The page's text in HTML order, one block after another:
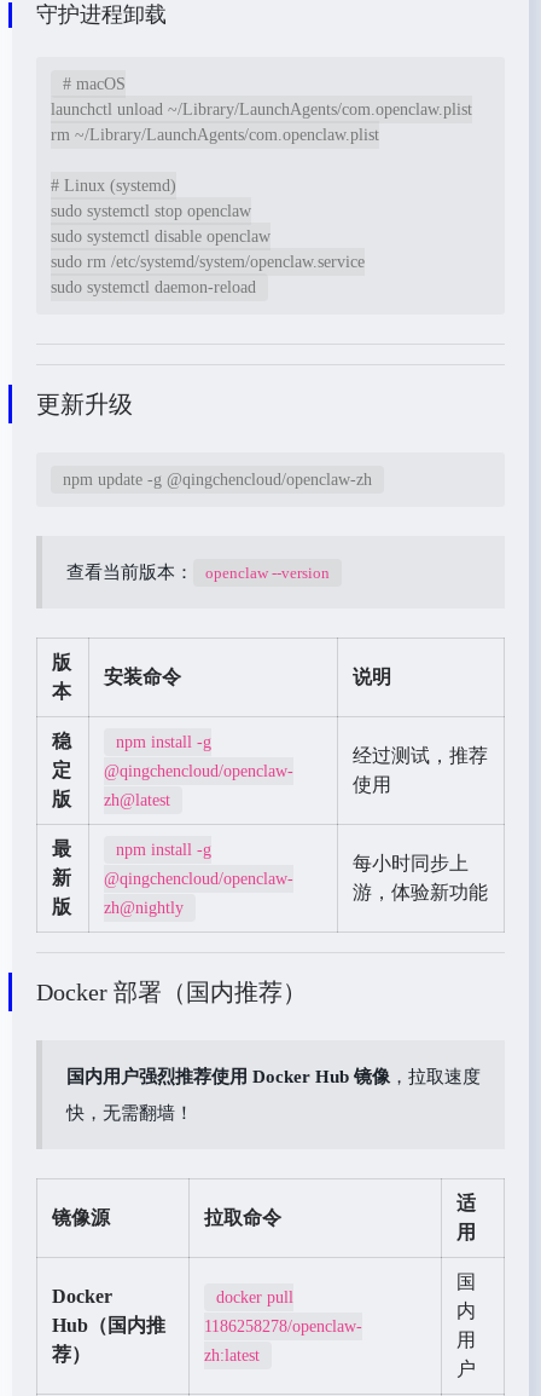
守护进程卸载
# macOS
launchctl unload ~/Library/LaunchAgents/com.openclaw.plist
rm ~/Library/LaunchAgents/com.openclaw.plist
# Linux (systemd)
sudo systemctl stop openclaw
sudo systemctl disable openclaw
sudo rm /etc/systemd/system/openclaw.service
sudo systemctl daemon-reload
更新升级
npm update -g @qingchencloud/openclaw-zh
查看当前版本： openclaw --version
版
本
安装命令 说明
稳
定
版
npm install -g
@qingchencloud/openclaw-
zh@latest
经过测试，推荐
使用
最
新
版
npm install -g
@qingchencloud/openclaw-
zh@nightly
每小时同步上
游，体验新功能
Docker 部署（国内推荐）
国内用户强烈推荐使用 Docker Hub 镜像 ，拉取速度
快，无需翻墙！
镜像源 拉取命令
适
用
Docker
Hub（国内推
荐）
docker pull
1186258278/openclaw-
zh:latest
国
内
用
户